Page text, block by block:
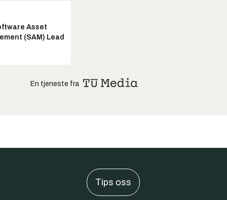
Asset
(SAM) Lead
En tjeneste fra
Tips oss